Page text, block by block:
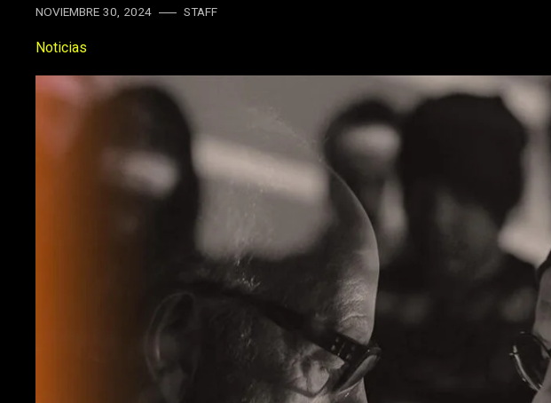
NOVIEMBRE 30, 2024 STAFF
Noticias